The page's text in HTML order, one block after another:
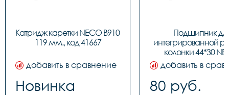
Катридж каретки NECO B910
119 мм., код 41667
добавить в сравнение
Новинка
Подшипник
интегрированной
колонки 44*30
BBFHST11, код
добавить в
80 руб.